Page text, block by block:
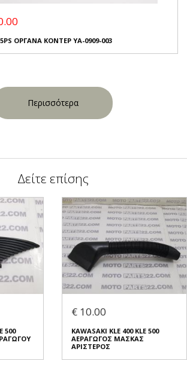
ΟΡΓΑΝΑ ΚΟΝΤΕΡ YA-0909-003
Περισσότερα
Δείτε επίσης
500
€ 10.00
KAWASAKI KLE 400 KLE 500
ΑΕΡΑΓΩΓΟΣ ΜΑΣΚΑΣ
ΑΡΙΣΤΕΡΟΣ